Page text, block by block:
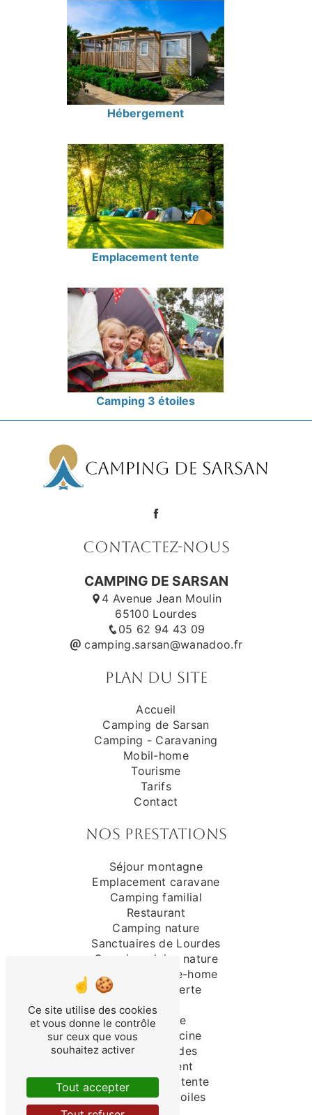
Hébergement
Emplacement tente
Camping 3 étoiles
Contactez-nous
CAMPING DE SARSAN
4 Avenue Jean Moulin
65100 Lourdes
05 62 94 43 09
camping.sarsan@wanadoo.fr
Plan du site
Accueil
Camping de Sarsan
Camping - Caravaning
Mobil-home
Tourisme
Tarifs
Contact
Nos prestations
Séjour montagne
Emplacement caravane
Camping familial
Restaurant
Camping nature
Sanctuaires de Lourdes
Camping pleine nature
Location mobile-home
Piscine couverte
Camping
Randonnée
Camping piscine
Séjour Lourdes
Hébergement
Emplacement tente
Camping 3 étoiles
Ce site utilise des cookies
et vous donne le contrôle
sur ceux que vous
souhaitez activer
Tout accepter